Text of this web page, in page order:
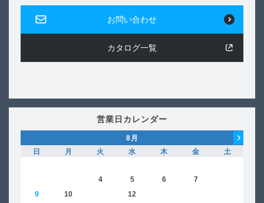
お問い合わせ
カタログ一覧
営業日カレンダー
8 月
日
月 火 水 木 金
土
4 5 6 7
9
10 12